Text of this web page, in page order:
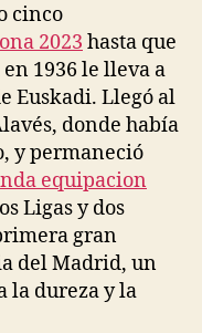
cinco
2023 hasta que
1936 le lleva a
Euskadi. Llegó al
donde había
y permaneció
equipacion
Ligas y dos
gran
del Madrid, un
la dureza y la